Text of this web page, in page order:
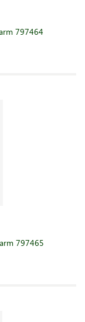
797464
797465